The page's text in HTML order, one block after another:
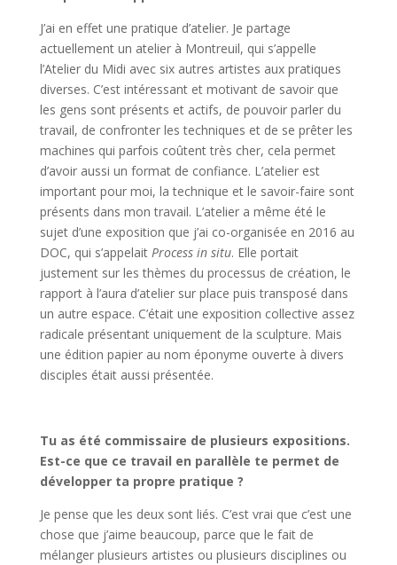
J’ai en effet une pratique d’atelier. Je partage
actuellement un atelier à Montreuil, qui s’appelle
l’Atelier du Midi avec six autres artistes aux pratiques
diverses. C’est intéressant et motivant de savoir que
les gens sont présents et actifs, de pouvoir parler du
travail, de confronter les techniques et de se prêter les
machines qui parfois coûtent très cher, cela permet
d’avoir aussi un format de confiance. L’atelier est
important pour moi, la technique et le savoir-faire sont
présents dans mon travail. L’atelier a même été le
sujet d’une exposition que j’ai co-organisée en 2016 au
DOC, qui s’appelait Process in situ. Elle portait
justement sur les thèmes du processus de création, le
rapport à l’aura d’atelier sur place puis transposé dans
un autre espace. C’était une exposition collective assez
radicale présentant uniquement de la sculpture. Mais
une édition papier au nom éponyme ouverte à divers
disciples était aussi présentée.
Tu as été commissaire de plusieurs expositions.
Est-ce que ce travail en parallèle te permet de
développer ta propre pratique ?
Je pense que les deux sont liés. C’est vrai que c’est une
chose que j’aime beaucoup, parce que le fait de
mélanger plusieurs artistes ou plusieurs disciplines ou